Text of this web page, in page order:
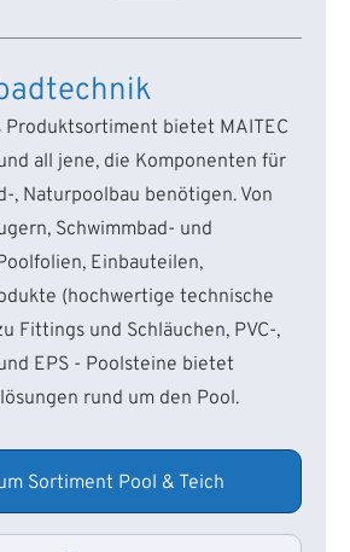
Produktsortiment bietet MAITEC
all jene, die Komponenten für
, Naturpoolbau benötigen. Von
Schwimmbad- und
Einbauteilen,
(hochwertige technische
Fittings und Schläuchen, PVC-,
EPS - Poolsteine bietet
rund um den Pool.
Sortiment Pool & Teich